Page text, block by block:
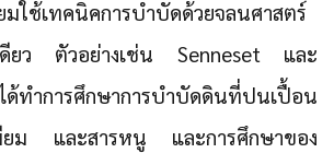
ใช้เทคนิคการบำบัดด้วยจลนศาสตร์
ดียว ตัวอย่างเช่น Senneset และ
ทำการศึกษาการบำบัดดินที่ปนเปื้อน
ยม และสารหนู และการศึกษาของ